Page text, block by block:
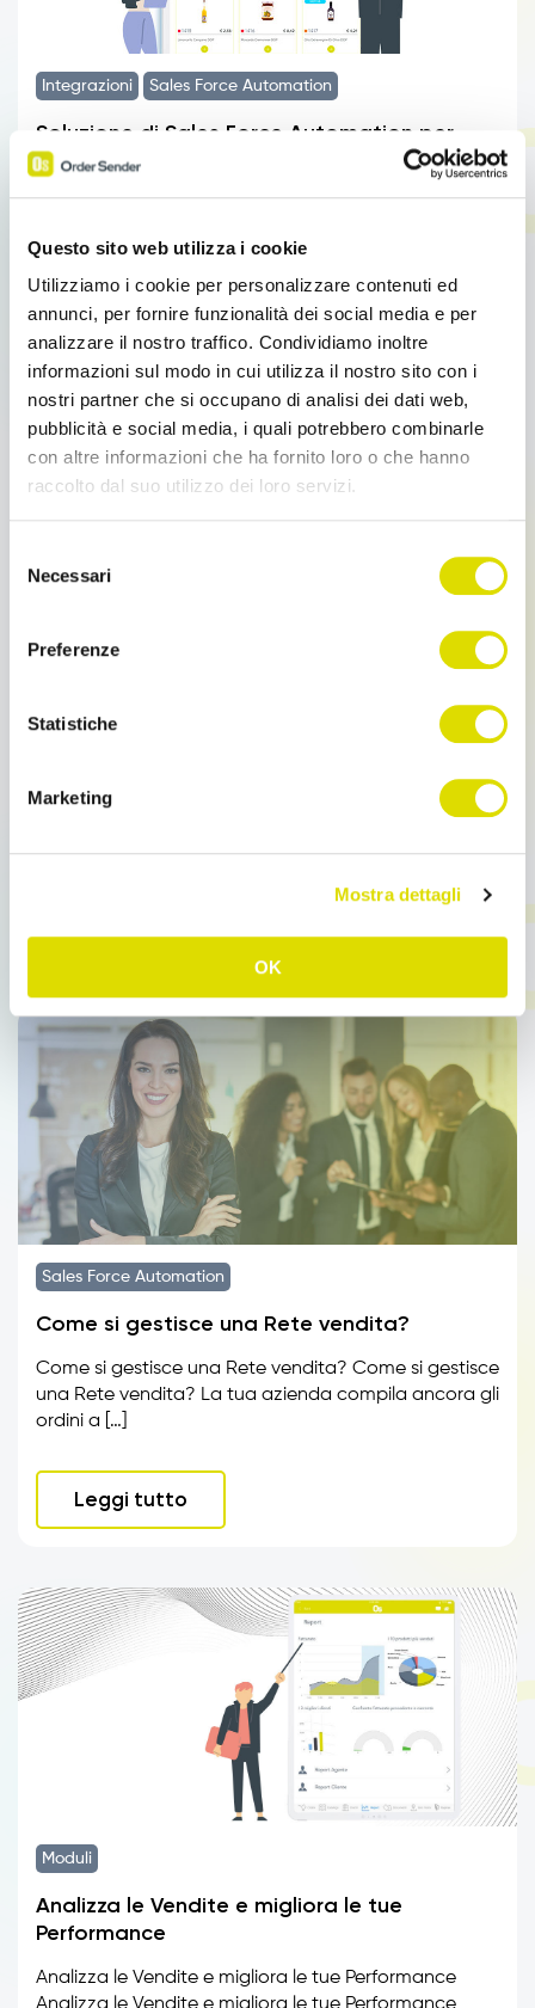
Questo sito web utilizza i cookie
Utilizziamo i cookie per personalizzare contenuti ed
annunci, per fornire funzionalità dei social media e per
analizzare il nostro traffico. Condividiamo inoltre
informazioni sul modo in cui utilizza il nostro sito con i
nostri partner che si occupano di analisi dei dati web,
pubblicità e social media, i quali potrebbero combinarle
con altre informazioni che ha fornito loro o che hanno
raccolto dal suo utilizzo dei loro servizi.
all'informativa:
https://www.ordersender.com/cookie-
delNecessari
Preferenze
Statistiche
Marketing
Mostra dettagli
OK
Integrazioni Sales Force Automation
Soluzione di Sales Force Automation per
aziende
fare il salto di qualità […]
Leggi tutto
Giro Visite Clienti Giro Visite Clienti Il tuo Smartphone
o Tablet possono diventare la tua agenda di
Sales Force Automation
Come si gestisce una Rete vendita?
Come si gestisce una Rete vendita? Come si gestisce
una Rete vendita? La tua azienda compila ancora gli
ordini a […]
Leggi tutto
Moduli
Analizza le Vendite e migliora le tue
Performance
Analizza le Vendite e migliora le tue Performance